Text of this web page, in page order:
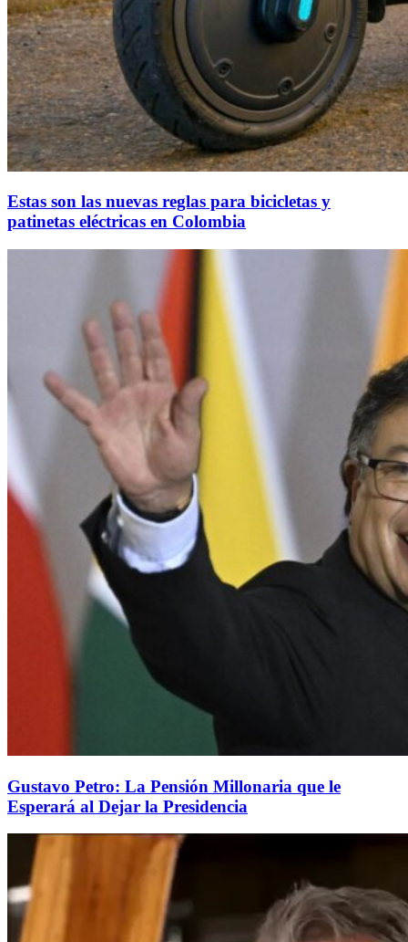
Estas son las nuevas reglas para bicicletas y
patinetas eléctricas en Colombia
Gustavo Petro: La Pensión Millonaria que le
Esperará al Dejar la Presidencia